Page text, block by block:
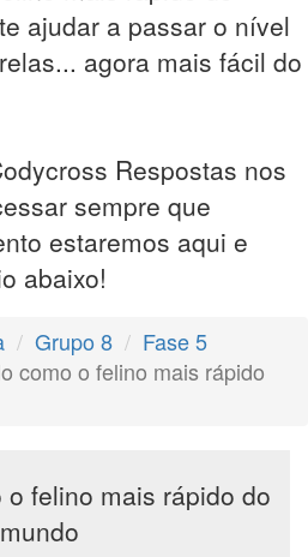
ajudar a passar o nível
agora mais fácil do
Respostas nos
sempre que
estaremos aqui e
abaixo!
Grupo 8
Fase 5
como o felino mais rápido
felino mais rápido do
mundo